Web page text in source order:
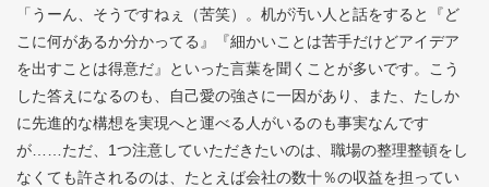
「うーん、そうですねぇ（苦笑）。机が汚い人と話をすると『ど
こに何があるか分かってる』『細かいことは苦手だけどアイデア
を出すことは得意だ』といった言葉を聞くことが多いです。こう
した答えになるのも、自己愛の強さに一因があり、また、たしか
に先進的な構想を実現へと運べる人がいるのも事実なんです
が……ただ、1つ注意していただきたいのは、職場の整理整頓をし
なくても許されるのは、たとえば会社の数十％の収益を担ってい